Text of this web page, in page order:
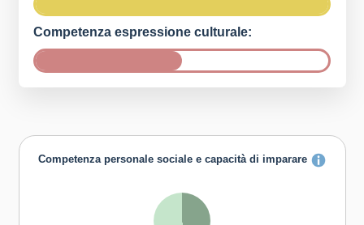
Competenza espressione culturale:
Competenza personale sociale e capacità di imparare